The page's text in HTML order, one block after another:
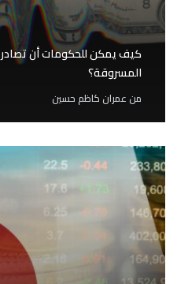
كيف يمكن للحكومات أن
المسروقة؟
من عمران كاظم حسين